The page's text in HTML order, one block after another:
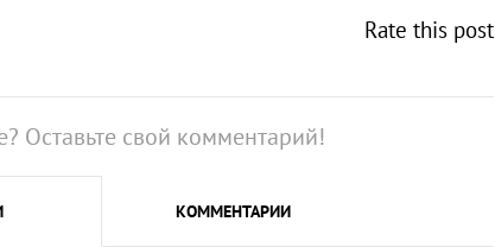
Rate this post
Оставьте свой комментарий!
КОММЕНТАРИИ